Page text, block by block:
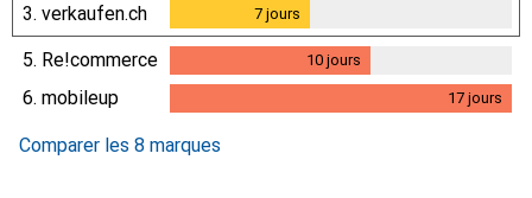
3. verkaufen.ch 7 jours
5. Re!commerce 10 jours
6. mobileup 17 jours
Comparer les 8 marques